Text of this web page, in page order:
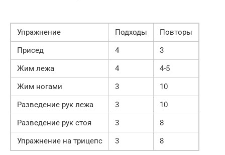
Упражнение Подходы
Повторы
Присед
4
3
Жим лежа
4
4-5
Жим ногами
3
10
Разведение рук лежа
3
10
Разведение рук стоя
3
8
Упражнение на трицепс
3 8